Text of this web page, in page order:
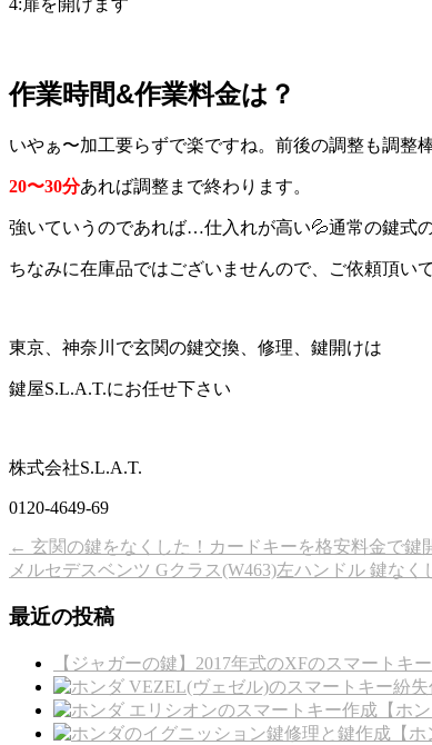
4:扉を開けます
作業時間&作業料金は？
いやぁ〜加工要らずで楽ですね。前後の調整も調整
20〜30分あれば調整まで終わります。
強いていうのであれば…仕入れが高い💦通常の鍵式
ちなみに在庫品ではございませんので、ご依頼頂い
東京、神奈川で玄関の鍵交換、修理、鍵開けは
鍵屋S.L.A.T.にお任せ下さい
株式会社S.L.A.T.
0120-4649-69
← 玄関の鍵をなくした！カードキーを格安料金で鍵
メルセデスベンツ Gクラス(W463)左ハンドル 鍵な
最近の投稿
【ジャガーの鍵】2017年式のXFのスマートキ
【ホ
【